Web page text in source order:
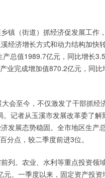
镇（街道）抓经济促发展工作
经济增长方式和动力结构加快
总值1989.7亿元，同比增长
业完成增加值870.2亿元，同
会至今，不仅激发了干部抓经
记者从玉溪市发展改革委了解
发展态势稳固。全市地区生产
分点，较二季度前进3位。
列。农业、水利等重点投资
。一季度以来，固定资产投